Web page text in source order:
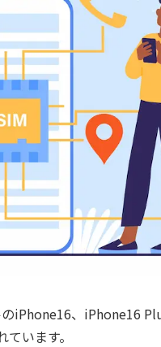
iPhone16、iPhone16
います。